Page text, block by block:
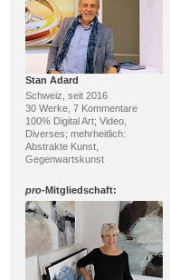
Stan Adard
Schweiz, seit 2016
30 Werke, 7 Kommentare
100% Digital Art; Video,
Diverses; mehrheitlich:
Abstrakte Kunst,
Gegenwartskunst
pro-Mitgliedschaft: